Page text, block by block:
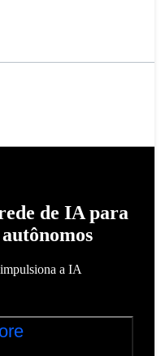
de IA para
a IA